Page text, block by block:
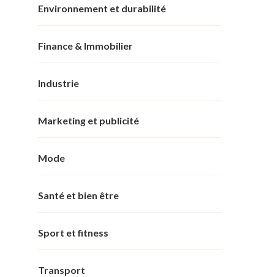
Environnement et durabilité
Finance & Immobilier
Industrie
Marketing et publicité
Mode
Santé et bien être
Sport et fitness
Transport